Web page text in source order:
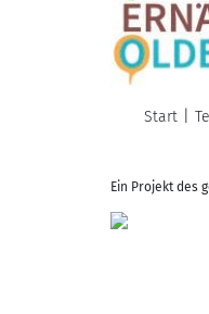
Start
Ein Projekt des